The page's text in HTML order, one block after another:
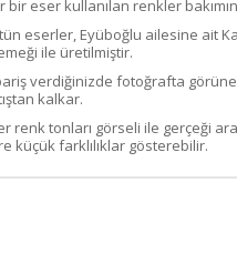
bir eser kullanılan renkler
eserler, Eyüboğlu ailesine ait
ile üretilmiştir.
verdiğinizde fotoğrafta
kalkar.
renk tonları görseli ile gerçeği
küçük farklılıklar gösterebilir.